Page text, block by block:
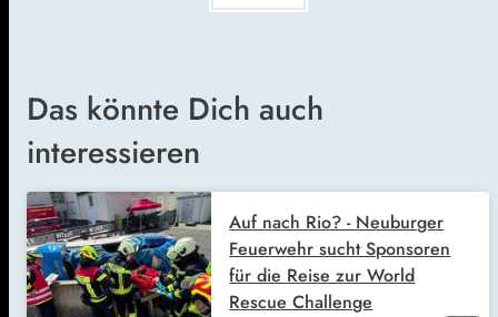
Das könnte Dich auch
interessieren
Auf nach Rio? - Neuburger
Feuerwehr sucht Sponsoren
für die Reise zur World
Rescue Challenge